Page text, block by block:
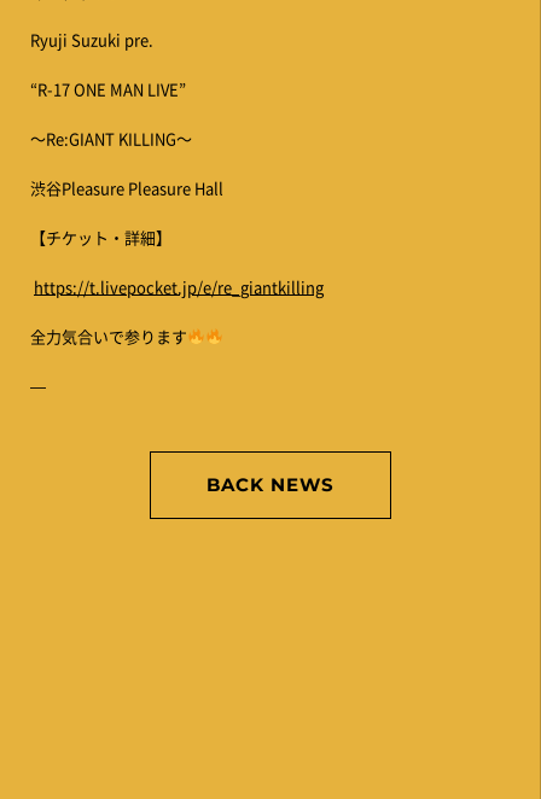
Ryuji Suzuki pre.
“R-17 ONE MAN LIVE”
〜Re:GIANT KILLING〜
渋谷Pleasure Pleasure Hall
【チケット・詳細】
https://t.livepocket.jp/e/re_giantkilling
全力気合いで参ります
—
BACK NEWS